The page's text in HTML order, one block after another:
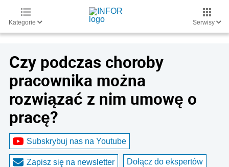
Kategorie Serwisy
Czy podczas choroby
pracownika można
rozwiązać z nim umowę o
pracę?
Subskrybuj nas na Youtube
Zapisz się na newsletter Dołącz do ekspertów